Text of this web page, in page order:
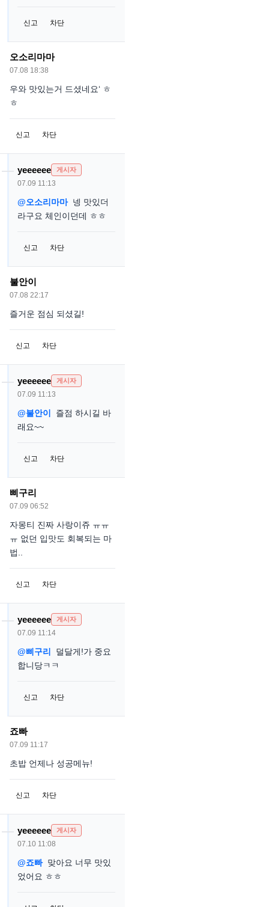
신고 차단
오소리마마
07.08 18:38
우와 맛있는거 드셨네요‘ ㅎ
ㅎ
신고 차단
yeeeeee 게시자
07.09 11:13
@오소리마마넹 맛있더
라구요 체인이던데 ㅎㅎ
신고 차단
불안이
07.08 22:17
즐거운 점심 되셨길!
신고 차단
yeeeeee 게시자
07.09 11:13
@불안이
즐점 하시길 바
래요~~
신고 차단
삐구리
07.09 06:52
자몽티 진짜 사랑이쥬 ㅠㅠ
ㅠ 없던 입맛도 회복되는 마
법..
신고 차단
yeeeeee 게시자
07.09 11:14
@삐구리
덜달게!가 중요
합니당ㅋㅋ
신고 차단
죠빠
07.09 11:17
초밥 언제나 성공메뉴!
신고 차단
yeeeeee 게시자
07.10 11:08
@죠빠맞아요 너무 맛있
었어요 ㅎㅎ